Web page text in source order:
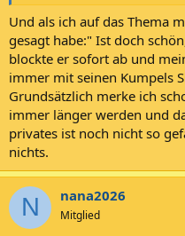
Ja, aber Du hast ja, selbst
Möglichkeit, gar nicht erst in
liegt ja hauptsächlich daran,
entwickelst. Das ist dann
Affäre, aber Du merkst ja jetzt
Kennenlernen gefährlich
Flirten und nähere
Richtung. Du kannst es auch
Möglichkeit, bei Dir selbst
die in der Ehe
Arbeitskollegen strikt beruflich
Und als ich auf das Thema
gesagt habe:" Ist doch
blockte er sofort ab und
immer mit seinen Kumpels
Grundsätzlich merke ich
immer länger werden und
privates ist noch nicht so
nichts.
N nana2026
Mitglied